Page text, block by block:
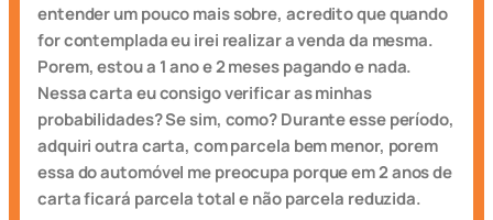
entender um pouco mais sobre, acredito que quando
for contemplada eu irei realizar a venda da mesma.
Porem, estou a 1 ano e 2 meses pagando e nada.
Nessa carta eu consigo verificar as minhas
probabilidades? Se sim, como? Durante esse período,
adquiri outra carta, com parcela bem menor, porem
essa do automóvel me preocupa porque em 2 anos de
carta ficará parcela total e não parcela reduzida.